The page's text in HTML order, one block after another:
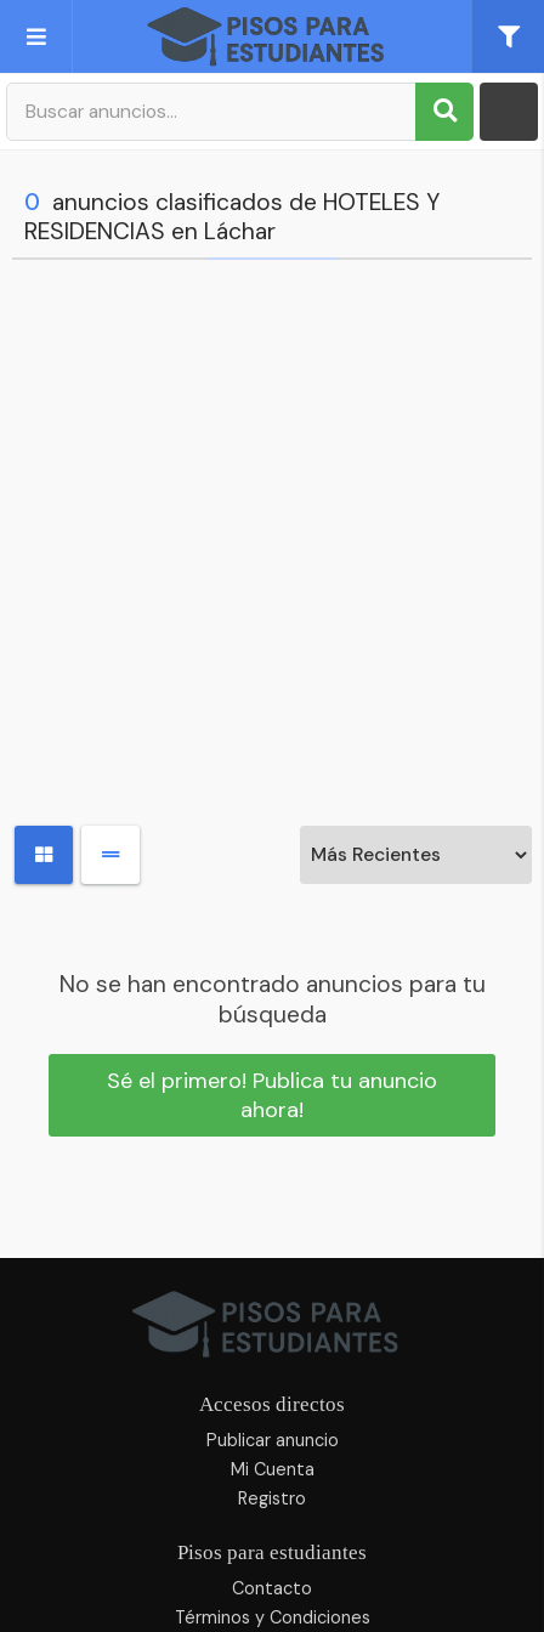
Publica tu Anuncio
Mi cuenta
0 anuncios clasificados de HOTELES Y
RESIDENCIAS en Láchar
No se han encontrado anuncios para tu
búsqueda
Sé el primero! Publica tu anuncio
ahora!
Accesos directos
Publicar anuncio
Mi Cuenta
Registro
Pisos para estudiantes
Contacto
Términos y Condiciones